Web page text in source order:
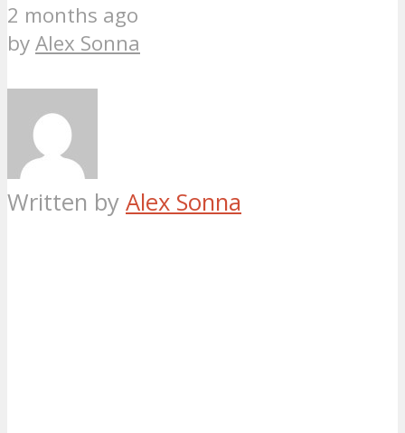
2 months ago
byAlex Sonna
Written by Alex Sonna